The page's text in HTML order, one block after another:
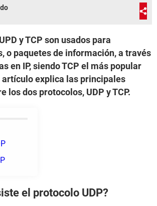
y TCP son usados para
o paquetes de información, a través
en IP, siendo TCP el más popular
artículo explica las principales
los dos protocolos, UDP y TCP.
el protocolo UDP?